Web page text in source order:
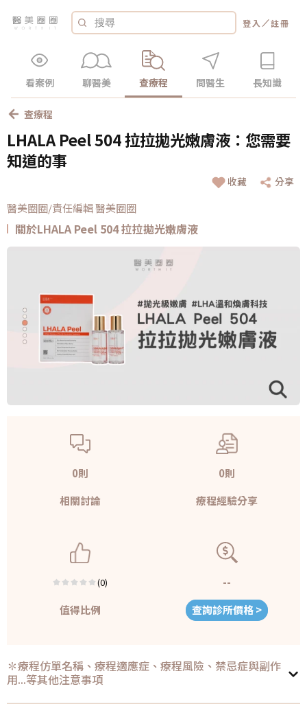
登入 ／註冊
看案例 聊醫美 查療程 問醫生 長知識
查療程
LHALA Peel 504 拉拉拋光嫩膚液：您需要
知道的事
收藏 分享
醫美圈圈/責任編輯 醫美圈圈
關於LHALA Peel 504 拉拉拋光嫩膚液
0則
相關討論
0則
療程經驗分享
(0)
值得比例
--
查詢診所價格 >
✽療程仿單名稱、療程適應症、療程風險、禁忌症與副作
用...等其他注意事項